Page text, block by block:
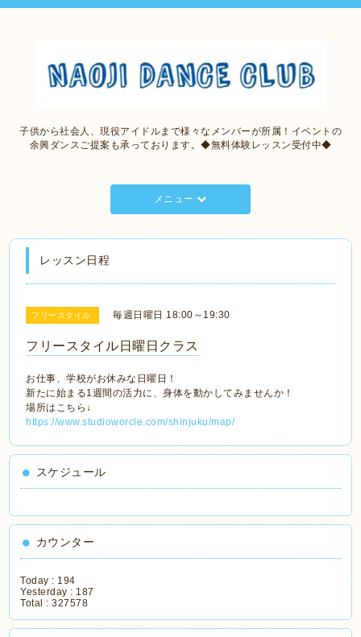
子供から社会人、現役アイドルまで様々なメンバーが所属！イベントの
余興ダンスご提案も承っております。◆無料体験レッスン受付中◆
メニュー
レッスン日程
フリースタイル 毎週日曜日 18:00～19:30
フリースタイル日曜日クラス
お仕事、学校がお休みな日曜日！
新たに始まる1週間の活力に、身体を動かしてみませんか！
場所はこちら↓
https://www.studioworcle.com/shinjuku/map/
スケジュール
カウンター
Today : 194
Yesterday : 187
Total :327578